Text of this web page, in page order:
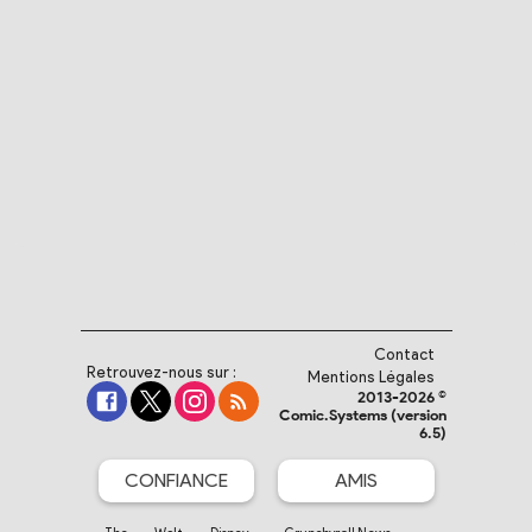
Retrouvez-nous sur :
Contact
Mentions Légales
2013-2026 ©
Comic.Systems (version
6.5)
CONFIANCE AMIS